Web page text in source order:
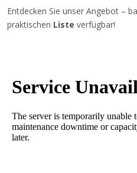
Entdecken Sie unser Angebot –
praktischen Liste verfügbar!